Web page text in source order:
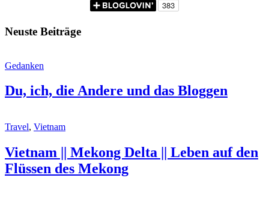
Neuste Beiträge
Gedanken
Du, ich, die Andere und das Bloggen
Travel, Vietnam
Vietnam || Mekong Delta || Leben auf den
Flüssen des Mekong